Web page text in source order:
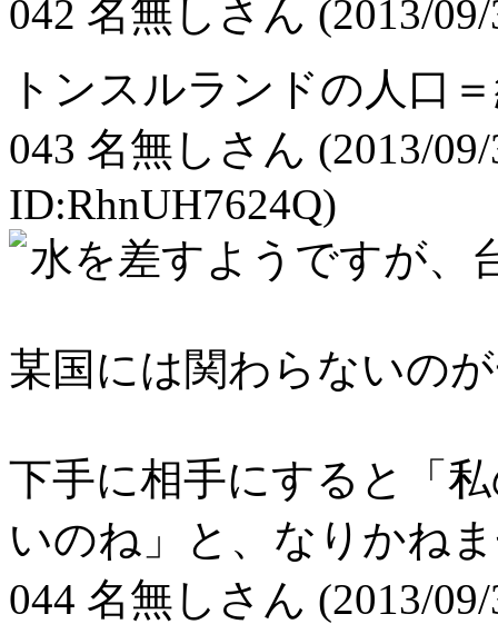
042 名無しさん (2013/
トンスルランドの人口
043 名無しさん (2013/
ID:RhnUH7624Q)
水を差すようですが、
某国には関わらないの
下手に相手にすると「
いのね」と、なりかね
044 名無しさん (2013/